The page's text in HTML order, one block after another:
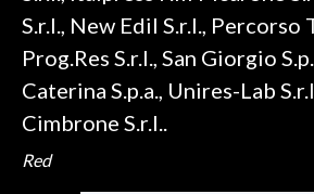
S.r.l., New Edil S.r.l., Percorso
Prog.Res S.r.l., San Giorgio
Caterina S.p.a., Unires-Lab
Cimbrone S.r.l..
Red